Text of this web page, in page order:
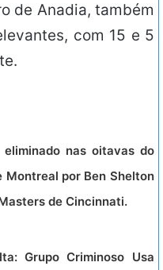
de Anadia, também
com 15 e 5
eliminado nas oitavas do
Montreal por Ben Shelton
de Cincinnati.
Grupo Criminoso Usa